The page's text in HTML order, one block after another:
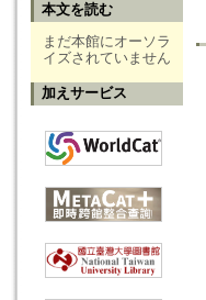
本文を読む
まだ本館にオーソラ
イズされていません
加えサービス